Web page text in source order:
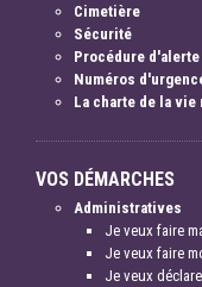
Cimetière
Sécurité
Procédure
Numéros
La charte de la vie
VOS DÉMARCHES
Administratives
Je veux faire
Je veux faire
Je veux